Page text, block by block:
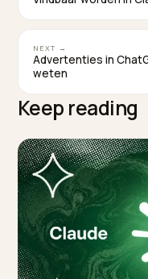
zodat er geen
TAGGED: Checkout
Shopify
WRITTEN BY